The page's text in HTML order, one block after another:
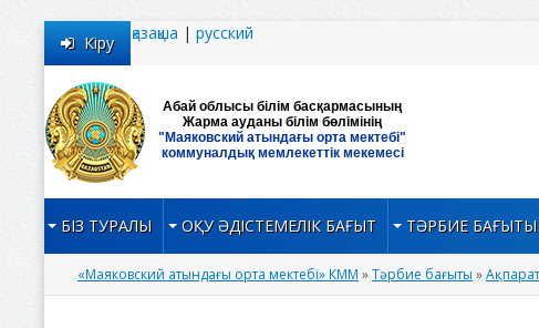
Абай облысы білім басқармасының
Жарма ауданы білім бөлімінің
"Маяковский атындағы орта мектебі"
коммуналдық мемлекеттік мекемесі
Кіру қазақша | руcский
БІЗ ТУРАЛЫ ОҚУ ӘДІСТЕМЕЛІК БАҒЫТ ТӘРБИЕ БАҒЫТЫ
«Маяковский атындағы орта мектебі» КММ »Тәрбие бағыты »Ақпарат